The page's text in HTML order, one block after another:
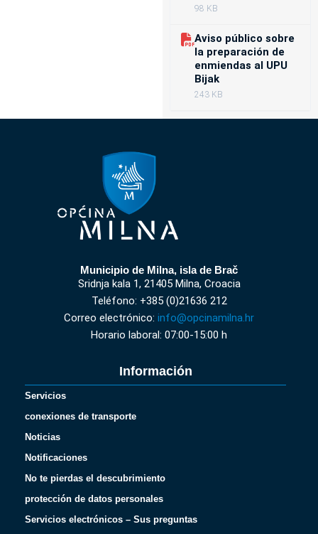
98 KB
Aviso público sobre
la preparación de
enmiendas al UPU
Bijak
243 KB
Municipio de Milna, isla de Brač
Sridnja kala 1, 21405 Milna, Croacia
Teléfono: +385 (0)21636 212
Correo electrónico: info@opcinamilna.hr
Horario laboral: 07:00-15:00 h
Información
Servicios
conexiones de transporte
Noticias
Notificaciones
No te pierdas el descubrimiento
protección de datos personales
Servicios electrónicos – Sus preguntas